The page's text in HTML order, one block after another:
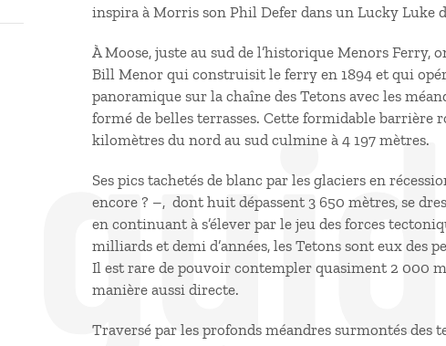
inspira à Morris son Phil Defer dans un Lucky Luke
À Moose, juste au sud de l’historique Menors Ferry,
Bill Menor qui construisit le ferry en 1894 et qui
panoramique sur la chaîne des Tetons avec les
formé de belles terrasses. Cette formidable barrière
kilomètres du nord au sud culmine à 4 197 mètres.
Ses pics tachetés de blanc par les glaciers en
encore ? –, dont huit dépassent 3 650 mètres, se
en continuant à s’élever par le jeu des forces
milliards et demi d’années, les Tetons sont eux des
Il est rare de pouvoir contempler quasiment 2 000
manière aussi directe.
Traversé par les profonds méandres surmontés des